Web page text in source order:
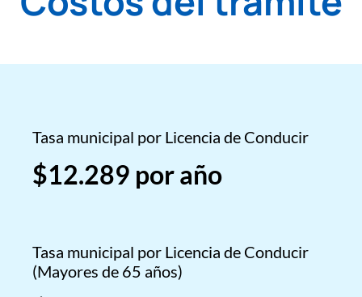
Tasa municipal por Licencia de Conducir
$12.289 por año
Tasa municipal por Licencia de Conducir
(Mayores de 65 años)